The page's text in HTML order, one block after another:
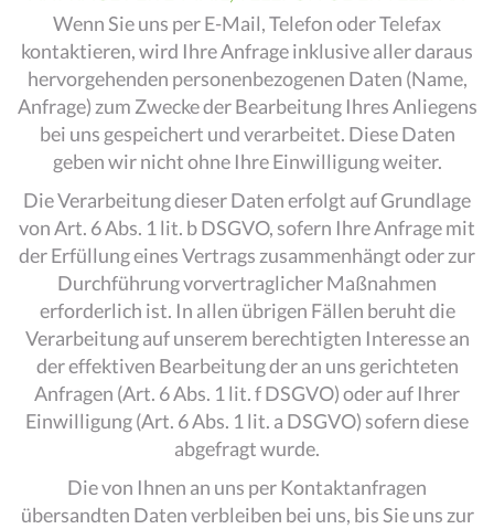
Wenn Sie uns per E-Mail, Telefon oder Telefax
kontaktieren, wird Ihre Anfrage inklusive aller daraus
hervorgehenden personenbezogenen Daten (Name,
Anfrage) zum Zwecke der Bearbeitung Ihres Anliegens
bei uns gespeichert und verarbeitet. Diese Daten
geben wir nicht ohne Ihre Einwilligung weiter.
Die Verarbeitung dieser Daten erfolgt auf Grundlage
von Art. 6 Abs. 1 lit. b DSGVO, sofern Ihre Anfrage mit
der Erfüllung eines Vertrags zusammenhängt oder zur
Durchführung vorvertraglicher Maßnahmen
erforderlich ist. In allen übrigen Fällen beruht die
Verarbeitung auf unserem berechtigten Interesse an
der effektiven Bearbeitung der an uns gerichteten
Anfragen (Art. 6 Abs. 1 lit. f DSGVO) oder auf Ihrer
Einwilligung (Art. 6 Abs. 1 lit. a DSGVO) sofern diese
abgefragt wurde.
Die von Ihnen an uns per Kontaktanfragen
übersandten Daten verbleiben bei uns, bis Sie uns zur